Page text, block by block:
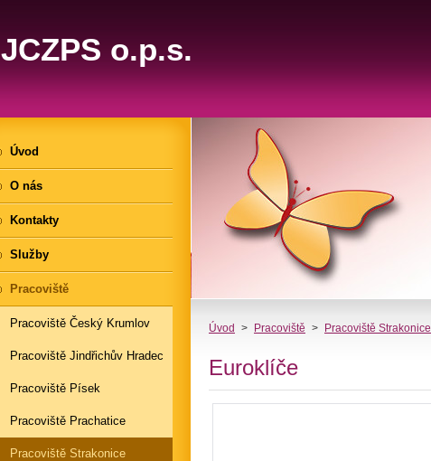
JCZPS o.p.s.
Úvod > Pracoviště > Pracoviště Strakonice
Euroklíče
Úvod
O nás
Kontakty
Služby
Pracoviště
Pracoviště Český Krumlov
Pracoviště Jindřichův Hradec
Pracoviště Písek
Pracoviště Prachatice
Pracoviště Strakonice